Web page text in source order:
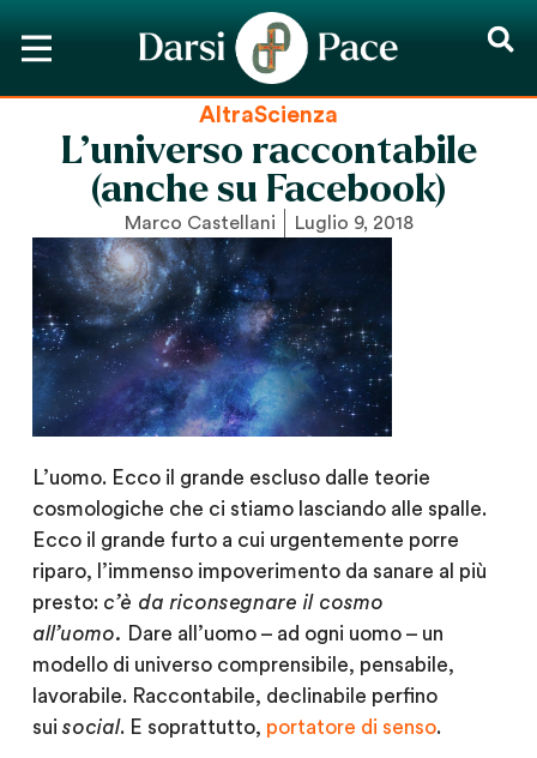
AltraScienza
L’universo raccontabile
(anche su Facebook)
Marco Castellani Luglio 9, 2018
L’uomo. Ecco il grande escluso dalle teorie
cosmologiche che ci stiamo lasciando alle spalle.
Ecco il grande furto a cui urgentemente porre
riparo, l’immenso impoverimento da sanare al più
presto: c’è da riconsegnare il cosmo
all’uomo. Dare all’uomo – ad ogni uomo – un
modello di universo comprensibile, pensabile,
lavorabile. Raccontabile, declinabile perfino
sui social. E soprattutto, portatore di senso.